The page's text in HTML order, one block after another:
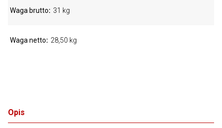
Opis
Waga brutto 31 kg
Waga netto 28,50 kg